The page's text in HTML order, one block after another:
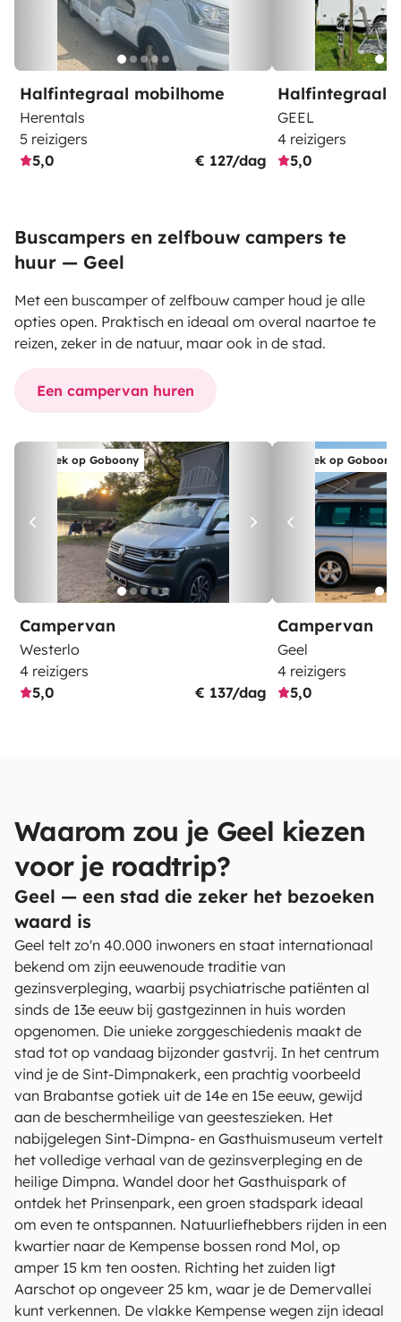
Halfintegraal mobilhome
Herentals
5 reizigers
5,0
€ 127/dag
Halfintegraal
GEEL
4 reizigers
5,0
Buscampers en zelfbouw campers te
huur — Geel
Met een buscamper of zelfbouw camper houd je alle
opties open. Praktisch en ideaal om overal naartoe te
reizen, zeker in de natuur, maar ook in de stad.
Een campervan huren
Boek op Goboony
Campervan
Westerlo
4 reizigers
5,0
€ 137/dag
Boek op Goboony
Campervan
Geel
4 reizigers
5,0
Waarom zou je Geel kiezen
voor je roadtrip?
Geel — een stad die zeker het bezoeken
waard is
Geel telt zo'n 40.000 inwoners en staat internationaal
bekend om zijn eeuwenoude traditie van
gezinsverpleging, waarbij psychiatrische patiënten al
sinds de 13e eeuw bij gastgezinnen in huis worden
opgenomen. Die unieke zorggeschiedenis maakt de
stad tot op vandaag bijzonder gastvrij. In het centrum
vind je de Sint-Dimpnakerk, een prachtig voorbeeld
van Brabantse gotiek uit de 14e en 15e eeuw, gewijd
aan de beschermheilige van geesteszieken. Het
nabijgelegen Sint-Dimpna- en Gasthuismuseum vertelt
het volledige verhaal van de gezinsverpleging en de
heilige Dimpna. Wandel door het Gasthuispark of
ontdek het Prinsenpark, een groen stadspark ideaal
om even te ontspannen. Natuurliefhebbers rijden in een
kwartier naar de Kempense bossen rond Mol, op
amper 15 km ten oosten. Richting het zuiden ligt
Aarschot op ongeveer 25 km, waar je de Demervallei
kunt verkennen. De vlakke Kempense wegen zijn ideaal